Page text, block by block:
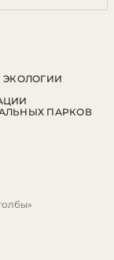
ПАРКОВ